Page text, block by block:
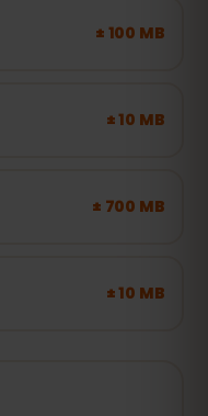
± 100 MB
± 10 MB
± 700 MB
± 10 MB